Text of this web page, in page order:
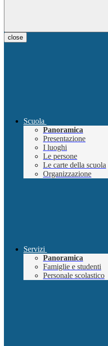
close
Scuola
Panoramica
Presentazione
I luoghi
Le persone
Le carte della scuola
Organizzazione
Servizi
Panoramica
Famiglie e studenti
Personale scolastico